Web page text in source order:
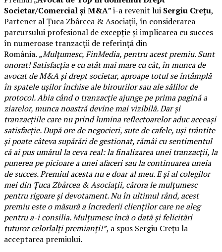
Societar/Comercial și M&A” i-a revenit lui Sergiu Crețu,
Partener al Țuca Zbârcea & Asociații, în considerarea
parcursului profesional de excepție și implicarea cu succes
în numeroase tranzacții de referință din
România. „Mulțumesc, FinMedia, pentru acest premiu. Sunt
onorat! Satisfacția e cu atât mai mare cu cât, în munca de
avocat de M&A și drept societar, aproape totul se întâmplă
în spatele ușilor închise ale birourilor sau ale sălilor de
protocol. Abia când o tranzacție ajunge pe prima pagină a
ziarelor, munca noastră devine mai vizibilă. Dar și
tranzacțiile care nu prind lumina reflectoarelor aduc aceeași
satisfacție. După ore de negocieri, sute de cafele, uși trântite
și poate câteva supărări de gestionat, rămâi cu sentimentul
că ai pus umărul la ceva real: la finalizarea unei tranzacții, la
punerea pe picioare a unei afaceri sau la continuarea uneia
de succes. Premiul acesta nu e doar al meu. E și al colegilor
mei din Țuca Zbârcea & Asociații, cărora le mulțumesc
pentru rigoare și devotament. Nu în ultimul rând, acest
premiu este o măsură a încrederii clienților care ne aleg
pentru a-i consilia. Mulțumesc încă o dată și felicitări
tuturor celorlalți premianți!”, a spus Sergiu Crețu la
acceptarea premiului.